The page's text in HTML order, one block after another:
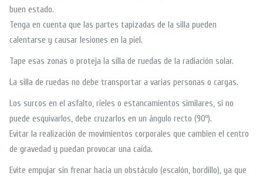
buen estado.
Tenga en cuenta que las partes tapizadas de la silla pueden
calentarse y causar lesiones en la piel.
Tape esas zonas o proteja la silla de ruedas de la radiación solar.
La silla de ruedas no debe transportar a varias personas o cargas.
Los surcos en el asfalto, rieles o estancamientos similares, si no
puede esquivarlos, debe cruzarlos en un ángulo recto (90º).
Evitar la realización de movimientos corporales que cambien el centro
de gravedad y puedan provocar una caída.
Evite empujar sin frenar hacia un obstáculo (escalón, bordillo), ya que